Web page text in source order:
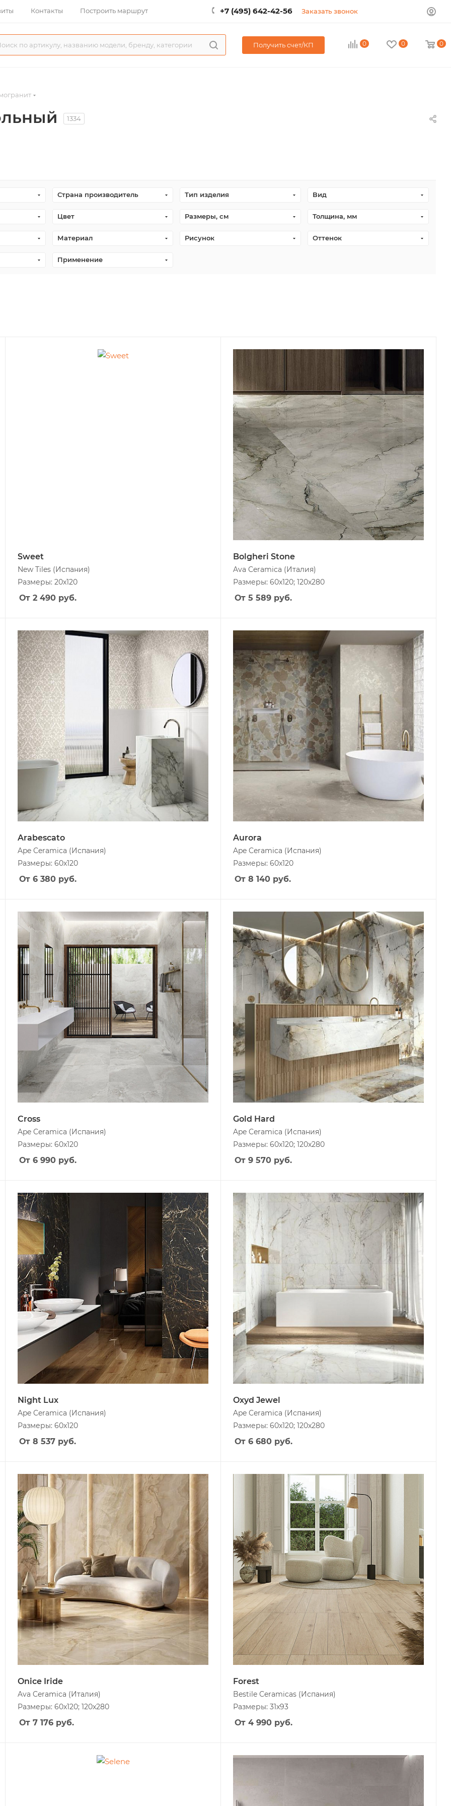
Контакты Построить маршрут +7 (495) 642-42-56 Заказать звонок
Получить счет/КП 0 0 0
1334
Страна производитель Тип изделия Вид
Цвет Размеры, см Толщина, мм
Материал Рисунок Оттенок
Применение
Sweet
New Tiles (Испания)
Размеры: 20x120
От 2 490 руб.
Bolgheri Stone
Ava Ceramica (Италия)
Размеры: 60x120; 120x280
От 5 589 руб.
Arabescato
Ape Ceramica (Испания)
Размеры: 60x120
От 6 380 руб.
Aurora
Ape Ceramica (Испания)
Размеры: 60x120
От 8 140 руб.
Cross
Ape Ceramica (Испания)
Размеры: 60x120
От 6 990 руб.
Gold Hard
Ape Ceramica (Испания)
Размеры: 60x120; 120x280
От 9 570 руб.
Night Lux
Ape Ceramica (Испания)
Размеры: 60x120
От 8 537 руб.
Oxyd Jewel
Ape Ceramica (Испания)
Размеры: 60x120; 120x280
От 6 680 руб.
Onice Iride
Ava Ceramica (Италия)
Размеры: 60x120; 120x280
От 7 176 руб.
Forest
Bestile Ceramicas (Испания)
Размеры: 31x93
От 4 990 руб.